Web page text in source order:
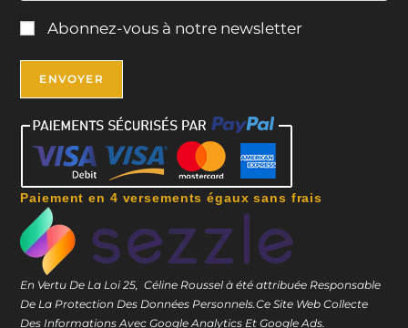
Abonnez-vous à notre newsletter
Paiement en 4 versements égaux sans frais
En Vertu De La Loi 25, Céline Roussel à été attribuée Responsable
De La Protection Des Données Personnels.Ce Site Web Collecte
Des Informations Avec Google Analytics Et Google Ads.